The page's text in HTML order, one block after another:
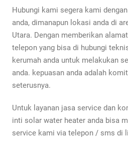
Hubungi kami segera kami
anda, dimanapun lokasi anda di
Utara. Dengan memberikan
telepon yang bisa di hubungi
kerumah anda untuk melakukan
anda. kepuasan anda adalah
seterusnya.
Untuk layanan jasa service dan
inti solar water heater anda bisa
service kami via telepon / sms di